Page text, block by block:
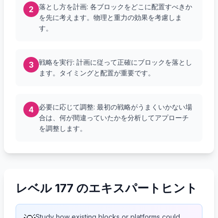
2
落とし方を計画: 各ブロックをどこに配置すべきか
を先に考えます。物理と重力の効果を考慮しま
す。
3
戦略を実行: 計画に従って正確にブロックを落とし
ます。タイミングと配置が重要です。
4
必要に応じて調整: 最初の戦略がうまくいかない場
合は、何が間違っていたかを分析してアプローチ
を調整します。
レベル 177 のエキスパートヒント